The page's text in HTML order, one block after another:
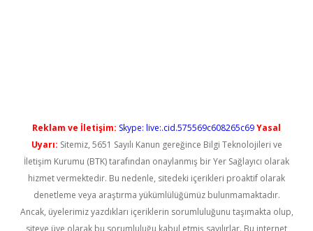
Reklam ve İletişim: Skype: live:.cid.575569c608265c69Yasal
Uyarı: Sitemiz, 5651 Sayılı Kanun gereğince Bilgi Teknolojileri ve
İletişim Kurumu (BTK) tarafından onaylanmış bir Yer Sağlayıcı olarak
hizmet vermektedir. Bu nedenle, sitedeki içerikleri proaktif olarak
denetleme veya araştırma yükümlülüğümüz bulunmamaktadır.
Ancak, üyelerimiz yazdıkları içeriklerin sorumluluğunu taşımakta olup,
siteye üye olarak bu sorumluluğu kabul etmiş sayılırlar. Bu internet